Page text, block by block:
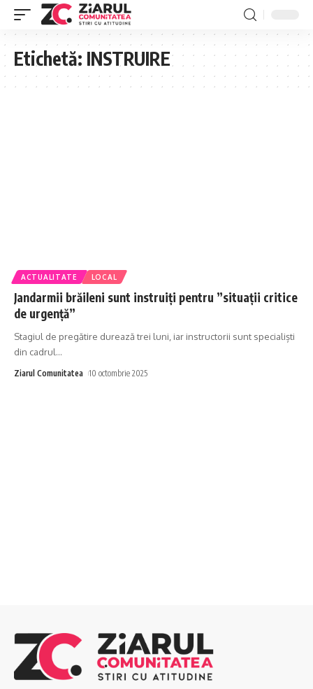
Etichetă: INSTRUIRE
ACTUALITATE LOCAL
Jandarmii brăileni sunt instruiți pentru ”situații critice
de urgență”
Stagiul de pregătire durează trei luni, iar instructorii sunt specialiști
din cadrul…
Ziarul Comunitatea 10 octombrie 2025